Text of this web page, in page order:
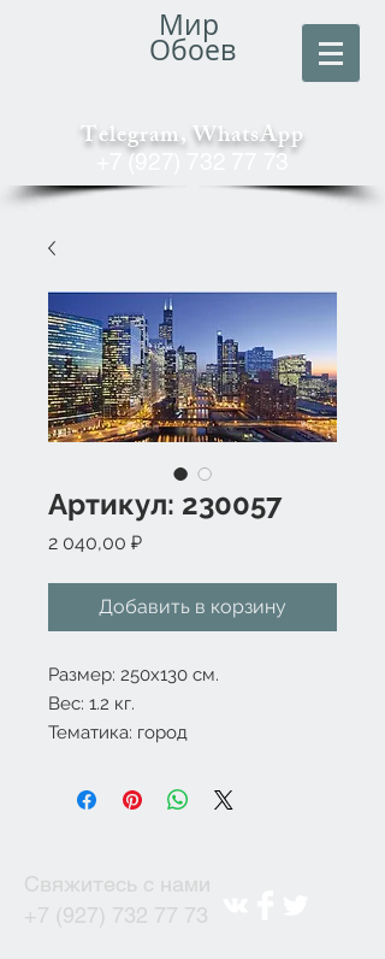
Мир
Обоев
Telegram, WhatsApp
+7 (927) 732 77 73
Артикул: 230057
2 040,00 ₽Цена
Добавить в корзину
Размер: 250x130 см.
Вес: 1.2 кг.
Тематика: город
Свяжитесь с нами
+7 (927) 732 77 73